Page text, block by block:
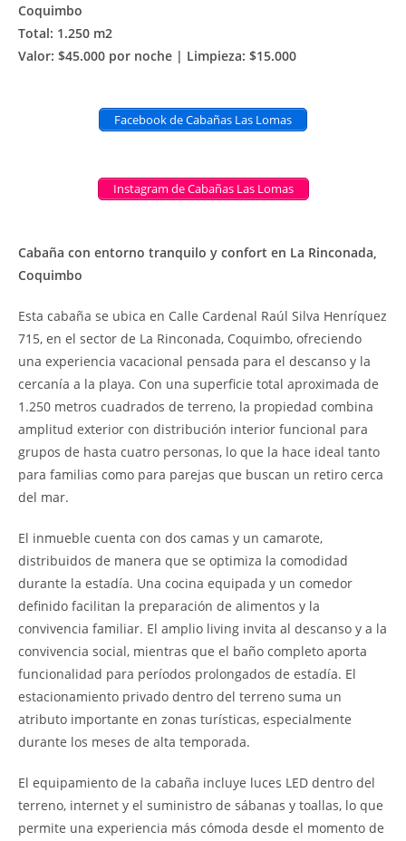
Coquimbo
Total: 1.250 m2
Valor: $45.000 por noche | Limpieza: $15.000
Facebook de Cabañas Las Lomas
Instagram de Cabañas Las Lomas
Cabaña con entorno tranquilo y confort en La Rinconada,
Coquimbo
Esta cabaña se ubica en Calle Cardenal Raúl Silva Henríquez
715, en el sector de La Rinconada, Coquimbo, ofreciendo
una experiencia vacacional pensada para el descanso y la
cercanía a la playa. Con una superficie total aproximada de
1.250 metros cuadrados de terreno, la propiedad combina
amplitud exterior con distribución interior funcional para
grupos de hasta cuatro personas, lo que la hace ideal tanto
para familias como para parejas que buscan un retiro cerca
del mar.
El inmueble cuenta con dos camas y un camarote,
distribuidos de manera que se optimiza la comodidad
durante la estadía. Una cocina equipada y un comedor
definido facilitan la preparación de alimentos y la
convivencia familiar. El amplio living invita al descanso y a la
convivencia social, mientras que el baño completo aporta
funcionalidad para períodos prolongados de estadía. El
estacionamiento privado dentro del terreno suma un
atributo importante en zonas turísticas, especialmente
durante los meses de alta temporada.
El equipamiento de la cabaña incluye luces LED dentro del
terreno, internet y el suministro de sábanas y toallas, lo que
permite una experiencia más cómoda desde el momento de